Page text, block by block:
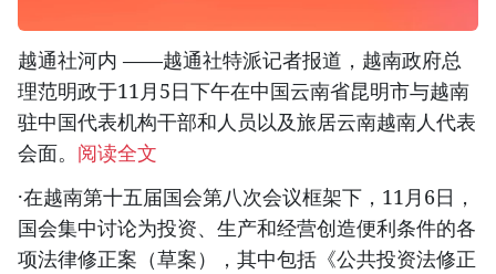
越通社河内 ——越通社特派记者报道，越南政府总
理范明政于11月5日下午在中国云南省昆明市与越南
驻中国代表机构干部和人员以及旅居云南越南人代表
会面。 阅读全文
·在越南第十五届国会第八次会议框架下，11月6日，
国会集中讨论为投资、生产和经营创造便利条件的各
项法律修正案（草案），其中包括《公共投资法修正